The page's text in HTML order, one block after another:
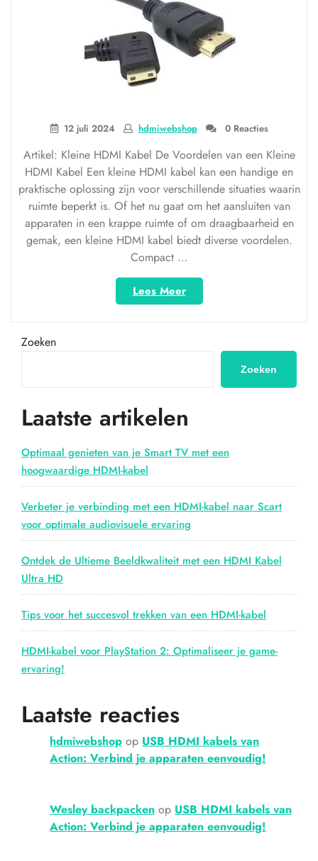
HDMI-
connectoren”
12 juli 2024 hdmiwebshop 0 Reacties
Artikel: Kleine HDMI Kabel De Voordelen van een Kleine
HDMI Kabel Een kleine HDMI kabel kan een handige en
praktische oplossing zijn voor verschillende situaties waarin
ruimte beperkt is. Of het nu gaat om het aansluiten van
apparaten in een krappe ruimte of om draagbaarheid en
gemak, een kleine HDMI kabel biedt diverse voordelen.
Compact …
Lees Meer“Ontdek
de
Voordelen
een
HDMI
voor
Gebruiksgemak”
Zoeken
Zoeken
Laatste artikelen
Optimaal genieten van je Smart TV met een
hoogwaardige HDMI-kabel
Verbeter je verbinding met een HDMI-kabel naar Scart
voor optimale audiovisuele ervaring
Ontdek de Ultieme Beeldkwaliteit met een HDMI Kabel
Ultra HD
Tips voor het succesvol trekken van een HDMI-kabel
HDMI-kabel voor PlayStation 2: Optimaliseer je game-
ervaring!
Laatste reacties
hdmiwebshop op USB HDMI kabels van
Action: Verbind je apparaten eenvoudig!
Wesley backpacken op USB HDMI kabels van
Action: Verbind je apparaten eenvoudig!